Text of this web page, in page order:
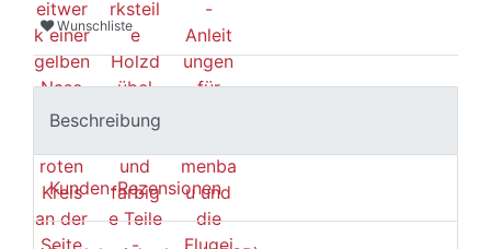
Wunschliste
Beschreibung
Kunden-Rezensionen